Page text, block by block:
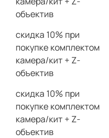
объектив
скидка 10% при
покупке комплектом
камера/кит + Z-
объектив
скидка 10% при
покупке комплектом
камера/кит + Z-
объектив